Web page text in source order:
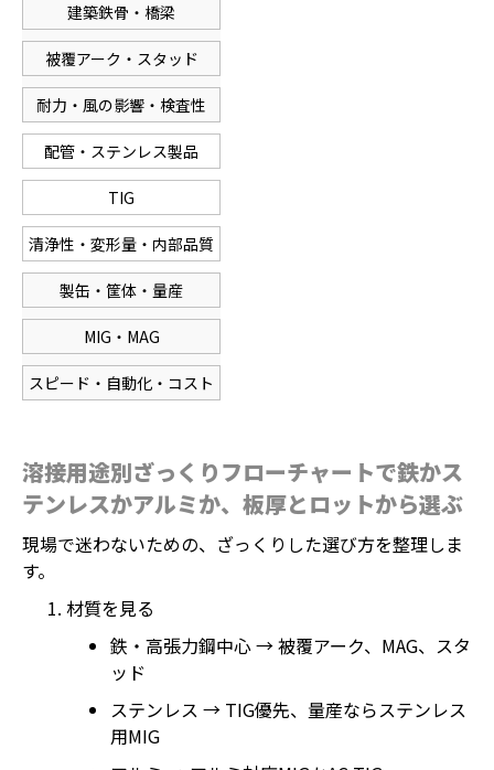
建築鉄骨・橋梁
被覆アーク・スタッド
耐力・風の影響・検査性
配管・ステンレス製品
TIG
清浄性・変形量・内部品質
製缶・筐体・量産
MIG・MAG
スピード・自動化・コスト
溶接用途別ざっくりフローチャートで鉄かス
テンレスかアルミか、板厚とロットから選ぶ
現場で迷わないための、ざっくりした選び方を整理しま
す。
材質を見る
鉄・高張力鋼中心 → 被覆アーク、MAG、スタ
ッド
ステンレス → TIG優先、量産ならステンレス
用MIG